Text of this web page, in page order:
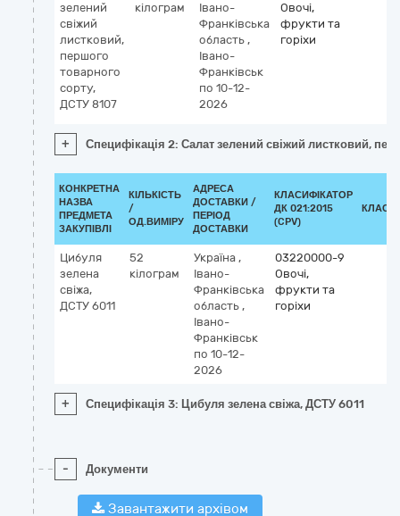
зелений
свіжий
листковий,
першого
товарного
сорту,
ДСТУ 8107
кілограм
Івано-
Франківська
область ,
Івано-
Франківськ
по 10-12-
2026
Овочі,
фрукти та
горіхи
+ Специфікація 2: Салат зелений свіжий листковий,
КОНКРЕТНА
НАЗВА
ПРЕДМЕТА
ЗАКУПІВЛІ
КІЛЬКІСТЬ
/
ОД.ВИМІРУ
АДРЕСА
ДОСТАВКИ /
ПЕРІОД
ДОСТАВКИ
КЛАСИФІКАТОР
ДК 021:2015
(CPV)
Цибуля
зелена
свіжа,
ДСТУ 6011
52
кілограм
Україна ,
Івано-
Франківська
область ,
Івано-
Франківськ
по 10-12-
2026
03220000-9
Овочі,
фрукти та
горіхи
+ Специфікація 3: Цибуля зелена свіжа, ДСТУ 6011
- Документи
Завантажити архівом